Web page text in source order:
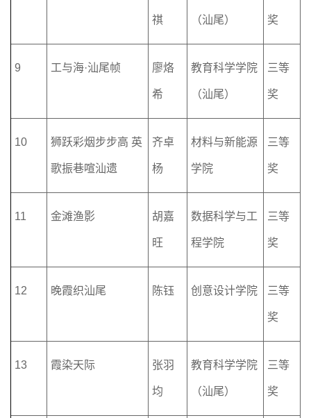
祺 （汕尾） 奖
9 工与海·汕尾帧 廖烙
希
教育科学学院
（汕尾）
三等
奖
10 狮跃彩烟步步高 英
歌振巷喧汕遗
齐卓
杨
材料与新能源
学院
三等
奖
11 金滩渔影 胡嘉
旺
数据科学与工
程学院
三等
奖
12 晚霞织汕尾 陈钰 创意设计学院 三等
奖
13 霞染天际 张羽
均
教育科学学院
（汕尾）
三等
奖